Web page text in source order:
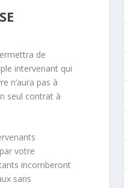
de
intervenant qui
n’aura pas à
seul contrat à
votre
incomberont
sans